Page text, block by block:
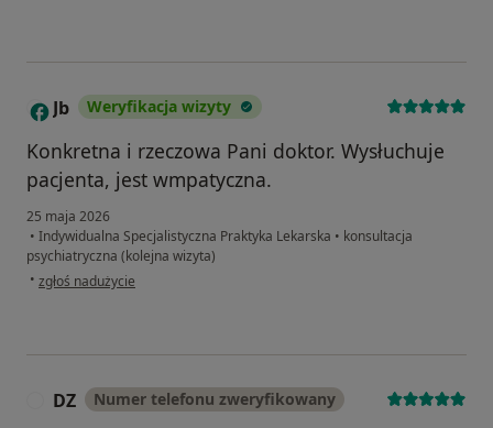
J Jb Weryfikacja wizyty
Konkretna i rzeczowa Pani doktor. Wysłuchuje
pacjenta, jest wmpatyczna.
25 maja 2026
• Indywidualna Specjalistyczna Praktyka Lekarska • konsultacja
psychiatryczna (kolejna wizyta)
• w opinii użytkownika Jb
zgłoś nadużycie
DZ Numer telefonu zweryfikowany